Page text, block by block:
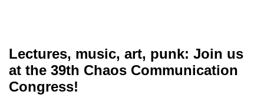
Lectures, music, art, punk: Join us
at the 39th Chaos Communication
Congress!